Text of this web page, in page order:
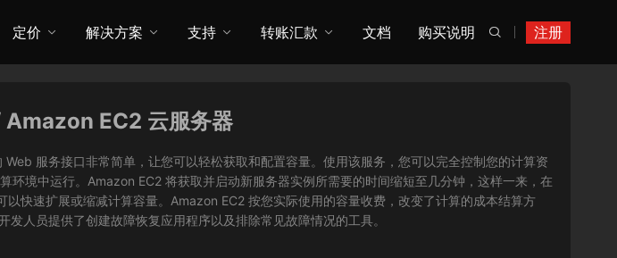
注册

定价 解决方案 支持 转账汇款 文档 购买说明
Amazon EC2 云服务器
服务接口非常简单，让您可以轻松获取和配置容量。使用该服务，您可以完全控制您的计算资
环境中运行。Amazon EC2 将获取并启动新服务器实例所需要的时间缩短至几分钟，这样一来，在
以快速扩展或缩减计算容量。Amazon EC2 按您实际使用的容量收费，改变了计算的成本结算方
发人员提供了创建故障恢复应用程序以及排除常见故障情况的工具。